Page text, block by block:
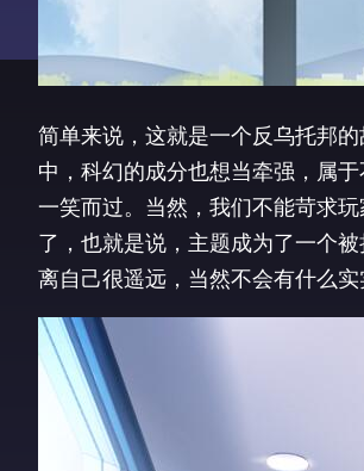
简单来说，这就是一个反乌托邦
中，科幻的成分也想当牵强，属
一笑而过。当然，我们不能苛求
了，也就是说，主题成为了一个
离自己很遥远，当然不会有什么实